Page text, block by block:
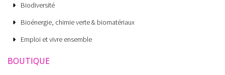
Biodiversité
Bioénergie, chimie verte & biomatériaux
Emploi et vivre ensemble
BOUTIQUE